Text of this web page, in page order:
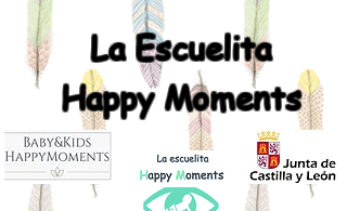
La Escuelita
Happy Moments